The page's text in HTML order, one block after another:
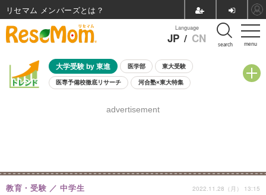
menu
Language
JP / CN search
大学受験 by 東進 医学部 東大受験
医専予備校徹底リサーチ 河合塾×東大特集
8月開催学校説明会・相談会
advertisement
教育・受験 中学生 2022.11.28（月） 13:15
リセマム メンバーズ